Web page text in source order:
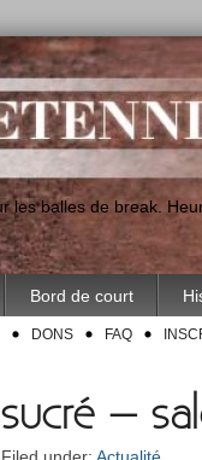
les balles de break.
Bord de court
DONS FAQ
–